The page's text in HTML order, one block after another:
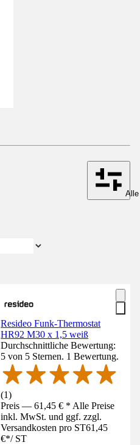
Resideo Funk-Thermostat
HR92 M30 x 1,5 weiß
Durchschnittliche Bewertung:
5 von 5 Sternen. 1 Bewertung.
(1)
Preis — 61,45 € * Alle Preise
inkl. MwSt. und ggf. zzgl.
Versandkosten pro ST61,45
€*/ ST